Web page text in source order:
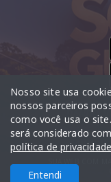
Nosso site usa
nossos parceiros
como você usa o
será considerado
política de
Entendi